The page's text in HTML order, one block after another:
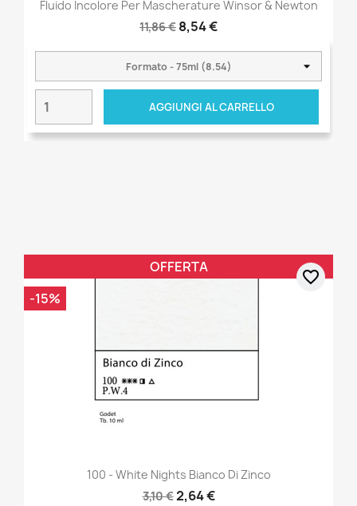
Fluido Incolore Per Mascherature Winsor & Newton
11,86 € 8,54 €
AGGIUNGI AL CARRELLO
100 - White Nights Bianco Di Zinco
3,10 €2,64 €
OFFERTA
-15%
favorite_border